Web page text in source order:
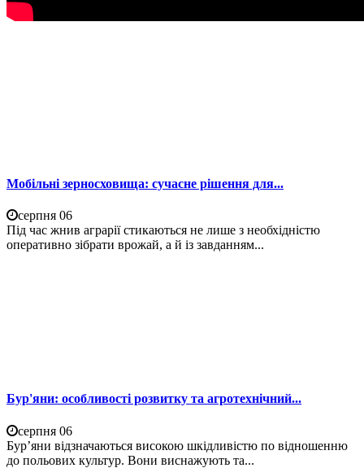
Мобільні зерносховища: сучасне рішення для...
серпня 06
Під час жнив аграрії стикаються не лише з необхідністю
оперативно зібрати врожай, а й із завданням...
Бур'яни: особливості розвитку та агротехнічний...
серпня 06
Бур’яни відзначаються високою шкідливістю по відношенню
до польових культур. Вони виснажують та...